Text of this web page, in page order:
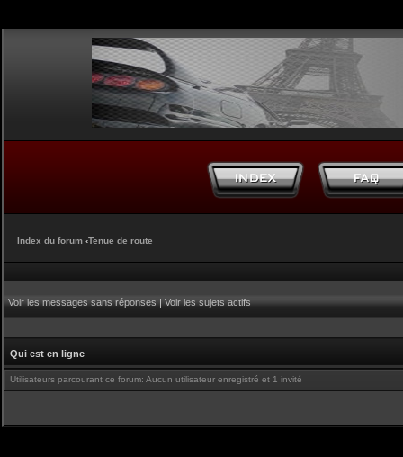
Index du forum ‹Tenue de route
Voir les messages sans réponses|Voir les sujets actifs
Qui est en ligne
Utilisateurs parcourant ce forum: Aucun utilisateur enregistré et 1 invité